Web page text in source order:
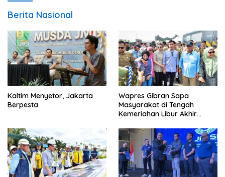
Berita Nasional
Kaltim Menyetor, Jakarta
Berpesta
Wapres Gibran Sapa
Masyarakat di Tengah
Kemeriahan Libur Akhir